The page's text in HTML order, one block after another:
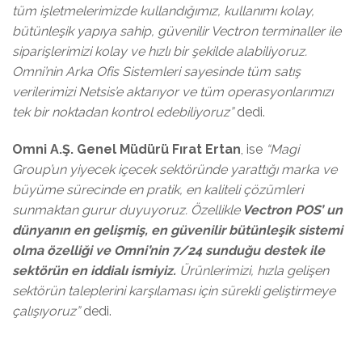
tüm işletmelerimizde kullandığımız, kullanımı kolay,
bütünleşik yapıya sahip, güvenilir Vectron terminaller ile
siparişlerimizi kolay ve hızlı bir şekilde alabiliyoruz.
Omni’nin Arka Ofis Sistemleri sayesinde tüm satış
verilerimizi Netsis’e aktarıyor ve tüm operasyonlarımızı
tek bir noktadan kontrol edebiliyoruz”dedi.
Omni A.Ş. Genel Müdürü Fırat Ertan, ise “Magi
Group’un yiyecek içecek sektöründe yarattığı marka ve
büyüme sürecinde en pratik, en kaliteli çözümleri
sunmaktan gurur duyuyoruz. ÖzellikleVectron POS’ un
dünyanın en gelişmiş, en güvenilir bütünleşik sistemi
olma özelliği ve Omni’nin 7/24 sunduğu destek ile
sektörün en iddialı ismiyiz. Ürünlerimizi, hızla gelişen
sektörün taleplerini karşılaması için sürekli geliştirmeye
çalışıyoruz”dedi.